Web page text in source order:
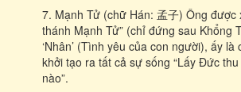
7. Mạnh Tử (chữ Hán: 孟子) Ông
thánh Mạnh Tử” (chỉ đứng sau Khổng
‘Nhân’ (Tình yêu của con người), ấy
khởi tạo ra tất cả sự sống “Lấy Đức
nào”.